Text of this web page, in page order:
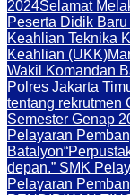
2024Selamat
Peserta Didik
Keahlian Teknika
Keahlian (UKK)
Wakil Komandan
Polres Jakarta
tentang rekrutmen
Semester Genap
Pelayaran
Batalyon
depan.” SMK
Pelayaran